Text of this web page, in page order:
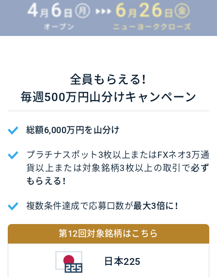
全員もらえる！
毎週500万円 山分けキャンペーン
総額6,000万円を山分け
プラチナスポット3枚以上またはFXネオ3万通
貨以上 または対象銘柄3枚以上の取引で必ず
もらえる！
複数条件達成で応募口数が最大3倍に！
第12回対象銘柄はこちら
日本225